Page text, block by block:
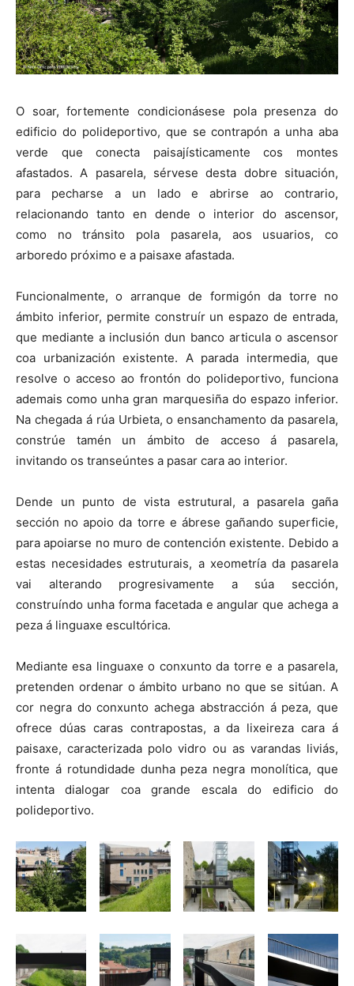
O soar, fortemente condicionásese pola presenza do
edificio do polideportivo, que se contrapón a unha aba
verde que conecta paisajísticamente cos montes
afastados. A pasarela, sérvese desta dobre situación,
para pecharse a un lado e abrirse ao contrario,
relacionando tanto en dende o interior do ascensor,
como no tránsito pola pasarela, aos usuarios, co
arboredo próximo e a paisaxe afastada.
Funcionalmente, o arranque de formigón da torre no
ámbito inferior, permite construír un espazo de entrada,
que mediante a inclusión dun banco articula o ascensor
coa urbanización existente. A parada intermedia, que
resolve o acceso ao frontón do polideportivo, funciona
ademais como unha gran marquesiña do espazo inferior.
Na chegada á rúa Urbieta, o ensanchamento da pasarela,
constrúe tamén un ámbito de acceso á pasarela,
invitando os transeúntes a pasar cara ao interior.
Dende un punto de vista estrutural, a pasarela gaña
sección no apoio da torre e ábrese gañando superficie,
para apoiarse no muro de contención existente. Debido a
estas necesidades estruturais, a xeometría da pasarela
vai alterando progresivamente a súa sección,
construíndo unha forma facetada e angular que achega a
peza á linguaxe escultórica.
Mediante esa linguaxe o conxunto da torre e a pasarela,
pretenden ordenar o ámbito urbano no que se sitúan. A
cor negra do conxunto achega abstracción á peza, que
ofrece dúas caras contrapostas, a da lixeireza cara á
paisaxe, caracterizada polo vidro ou as varandas liviás,
fronte á rotundidade dunha peza negra monolítica, que
intenta dialogar coa grande escala do edificio do
polideportivo.